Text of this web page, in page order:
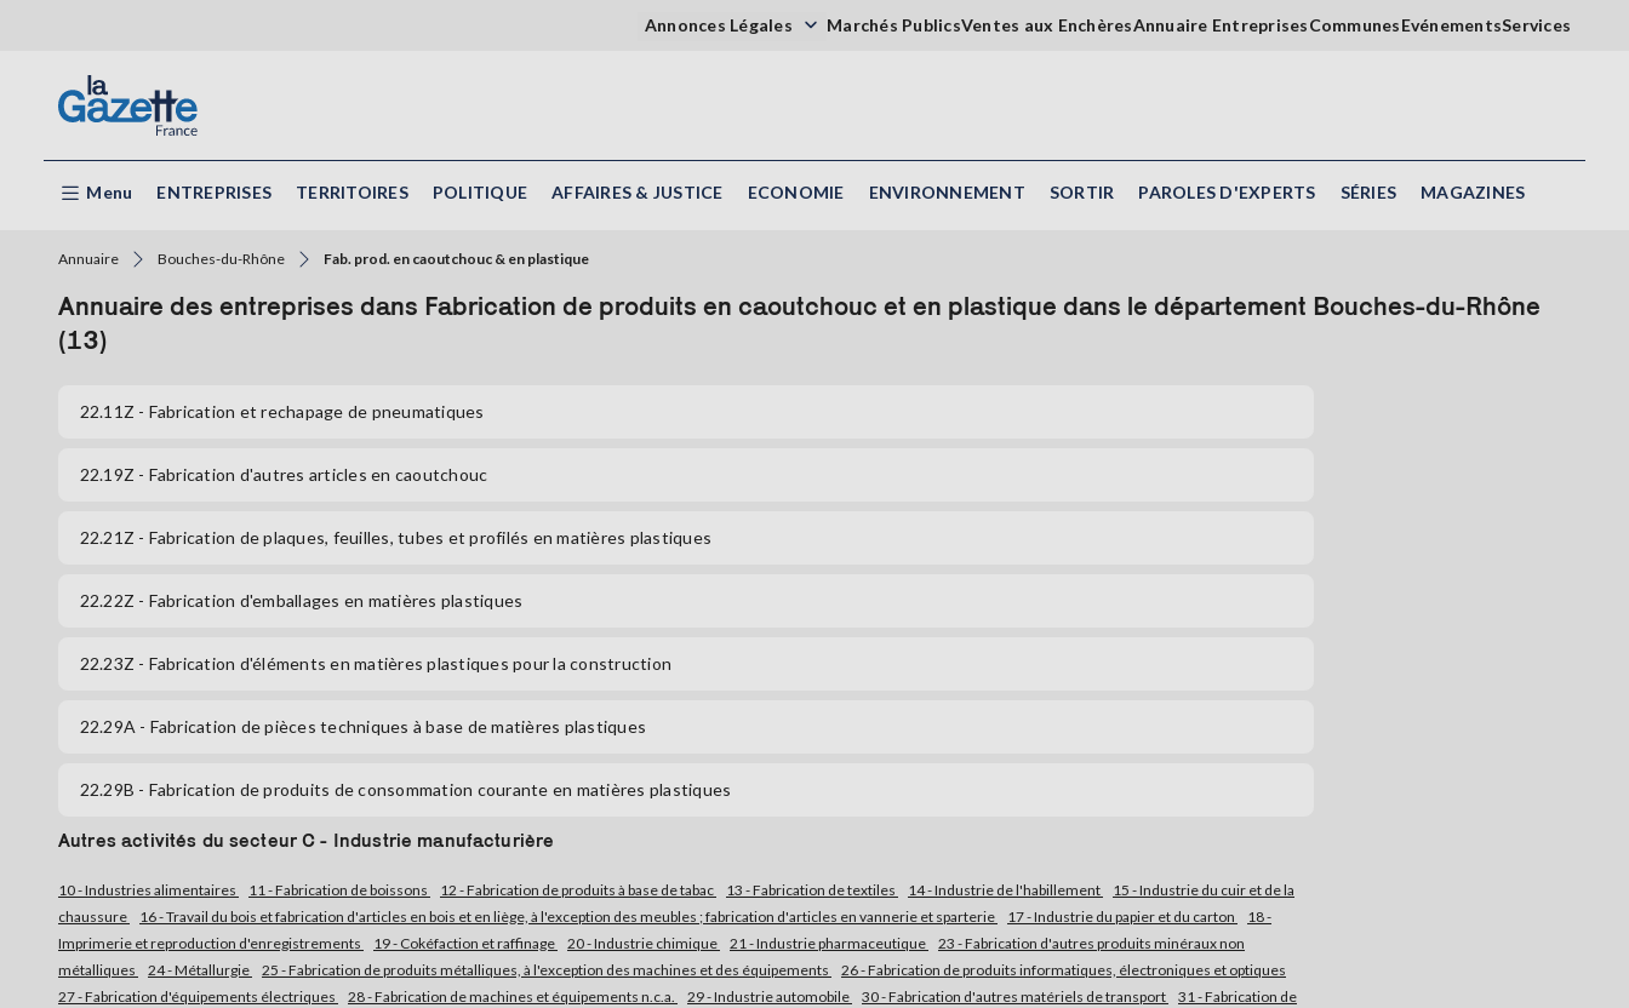
Annonces Légales Marchés PublicsVentes aux EnchèresAnnuaire EntreprisesCommunesEvénementsServices
Menu ENTREPRISES TERRITOIRES POLITIQUE AFFAIRES & JUSTICE ECONOMIE ENVIRONNEMENT SORTIR PAROLES D'EXPERTS SÉRIES MAGAZINES
Annuaire Bouches-du-Rhône Fab. prod. en caoutchouc & en plastique
Annuaire des entreprises dans Fabrication de produits en caoutchouc et en plastique dans le département Bouches-du-Rhône
(13)
22.11Z - Fabrication et rechapage de pneumatiques
22.19Z - Fabrication d'autres articles en caoutchouc
22.21Z - Fabrication de plaques, feuilles, tubes et profilés en matières plastiques
22.22Z - Fabrication d'emballages en matières plastiques
22.23Z - Fabrication d'éléments en matières plastiques pour la construction
22.29A - Fabrication de pièces techniques à base de matières plastiques
22.29B - Fabrication de produits de consommation courante en matières plastiques
Autres activités du secteur C - Industrie manufacturière
10 - Industries alimentaires 11 - Fabrication de boissons 12 - Fabrication de produits à base de tabac 13 - Fabrication de textiles 14 - Industrie de l'habillement
15 - Industrie du cuir et de la
chaussure
16 - Travail du bois et fabrication d'articles en bois et en liège, à l'exception des meubles ; fabrication d'articles en vannerie et sparterie 17 - Industrie du papier et du carton
18 -
Imprimerie et reproduction d'enregistrements
19 - Cokéfaction et raffinage 20 - Industrie chimique 21 - Industrie pharmaceutique
23 - Fabrication d'autres produits minéraux non
métalliques
24 - Métallurgie 25 - Fabrication de produits métalliques, à l'exception des machines et des équipements
26 - Fabrication de produits informatiques, électroniques et optiques
27 - Fabrication d'équipements électriques
28 - Fabrication de machines et équipements n.c.a. 29 - Industrie automobile 30 - Fabrication d'autres matériels de transport
31 - Fabrication de